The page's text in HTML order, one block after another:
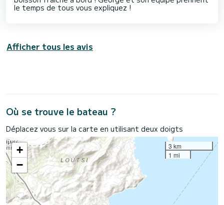
le temps de tous vous expliquez !
Afficher tous les avis
Où se trouve le bateau ?
Déplacez vous sur la carte en utilisant deux doigts
+
−
3 km
1 mi